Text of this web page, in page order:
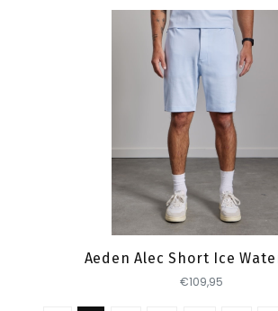
Toevoegen
Aeden Alec Short Ice
€109,95